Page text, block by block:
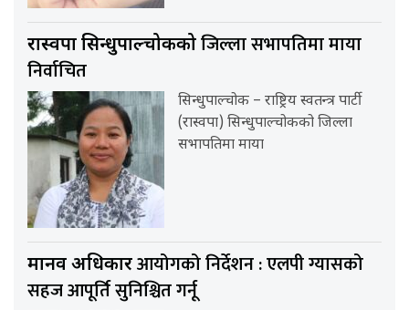
रास्वपा सिन्धुपाल्चोककोजिल्ला सभापतिमा माया
निर्वाचित
सिन्धुपाल्चोक – राष्ट्रिय स्वतन्त्र पार्टी
(रास्वपा) सिन्धुपाल्चोकको जिल्ला
सभापतिमा माया
मानव अधिकारआयोगको निर्देशन : एलपी ग्यासको
सहज आपूर्ति सुनिश्चित गर्नू